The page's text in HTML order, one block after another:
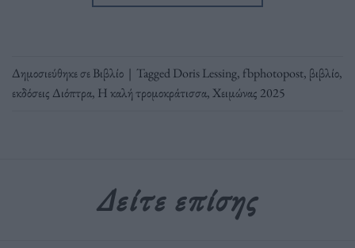
Δημοσιεύθηκε σεΒιβλίο | TaggedDoris Lessing, fbphotopost, βιβλίο,
εκδόσεις Διόπτρα, Η καλή τρομοκράτισσα,Χειμώνας 2025
Δείτε επίσης